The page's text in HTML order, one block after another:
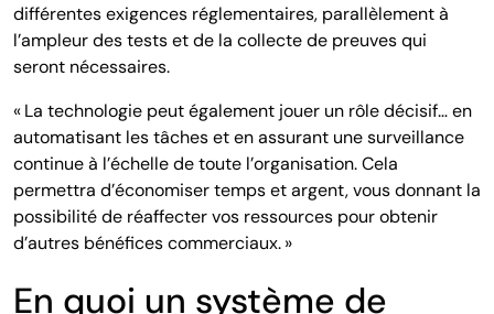
différentes exigences réglementaires, parallèlement à
l’ampleur des tests et de la collecte de preuves qui
seront nécessaires.
« La technologie peut également jouer un rôle décisif… en
automatisant les tâches et en assurant une surveillance
continue à l’échelle de toute l’organisation. Cela
permettra d’économiser temps et argent, vous donnant la
possibilité de réaffecter vos ressources pour obtenir
d’autres bénéfices commerciaux. »
En quoi un système de